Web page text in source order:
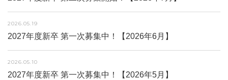
2026.05.19
2027年度新卒 第一次募集中！【2026年6月】
2026.05.10
2027年度新卒 第一次募集中！【2026年5月】